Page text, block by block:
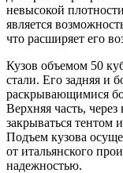
невысокой
является
что расширяет его
Кузов объемом 50
стали. Его задняя и
раскрывающимися
Верхняя часть,
закрываться тентом
Подъем кузова
от итальянского
надежностью.